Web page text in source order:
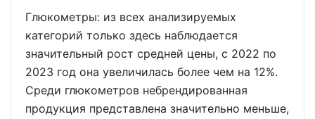
Глюкометры: из всех анализируемых
категорий только здесь наблюдается
значительный рост средней цены, с 2022 по
2023 год она увеличилась более чем на 12%.
Среди глюкометров небрендированная
продукция представлена значительно меньше,